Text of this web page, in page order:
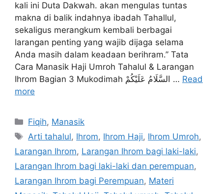
kali ini Duta Dakwah. akan mengulas tuntas
makna di balik indahnya ibadah Tahallul,
sekaligus merangkum kembali berbagai
larangan penting yang wajib dijaga selama
Anda masih dalam keadaan berihram.” Tata
Cara Manasik Haji Umroh Tahalul & Larangan
Ihrom Bagian 3 Mukodimah السَّلَامُ عَلَيْكُمْ … Read
more
Categories
Fiqih, Manasik
Tags
Arti tahalul, Ihrom, Ihrom Haji, Ihrom Umroh,
Larangan Ihrom, Larangan Ihrom bagi laki-laki,
Larangan Ihrom bagi laki-laki dan perempuan,
Larangan Ihrom bagi Perempuan, Materi